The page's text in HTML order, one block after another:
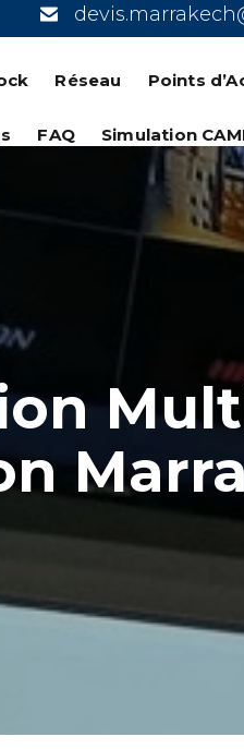
Réseau Points
FAQ Simulation